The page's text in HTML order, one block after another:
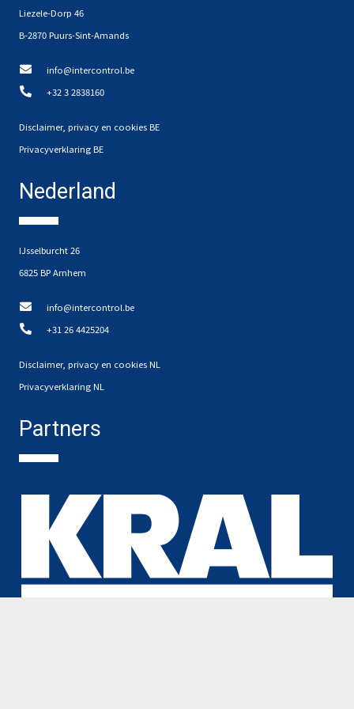
Liezele-Dorp 46
B-2870 Puurs-Sint-Amands
info@intercontrol.be
+32 3 2838160
Disclaimer, privacy en cookies BE
Privacyverklaring BE
Nederland
IJsselburcht 26
6825 BP Arnhem
info@intercontrol.be
+31 26 4425204
Disclaimer, privacy en cookies NL
Privacyverklaring NL
Partners